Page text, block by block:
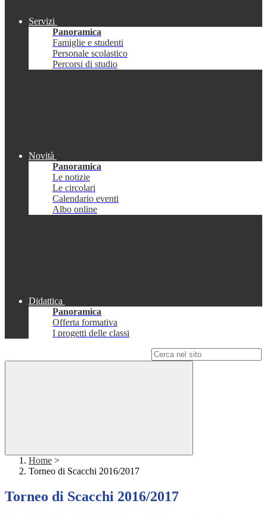
Servizi
Panoramica
Famiglie e studenti
Personale scolastico
Percorsi di studio
Novità
Panoramica
Le notizie
Le circolari
Calendario eventi
Albo online
Didattica
Panoramica
Offerta formativa
I progetti delle classi
Home >
Torneo di Scacchi 2016/2017
Torneo di Scacchi 2016/2017